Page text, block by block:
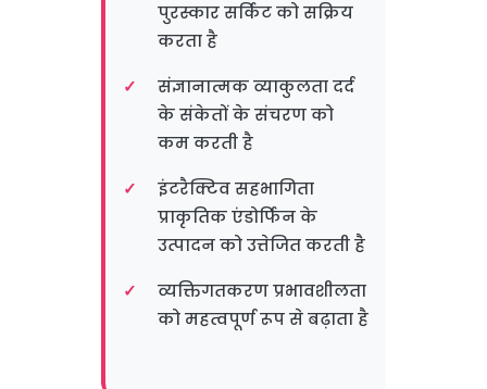
पुरस्कार सर्किट को सक्रिय
करता है
संज्ञानात्मक व्याकुलता दर्द
के संकेतों के संचरण को
कम करती है
इंटरैक्टिव सहभागिता
प्राकृतिक एंडोर्फिन के
उत्पादन को उत्तेजित करती है
व्यक्तिगतकरण प्रभावशीलता
को महत्वपूर्ण रूप से बढ़ाता है